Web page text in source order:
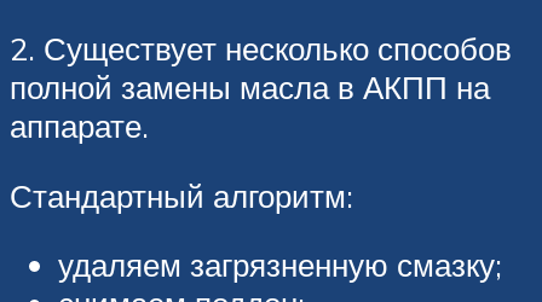
2. Существует несколько способов
полной замены масла в АКПП на
аппарате.
Стандартный алгоритм:
удаляем загрязненную смазку;